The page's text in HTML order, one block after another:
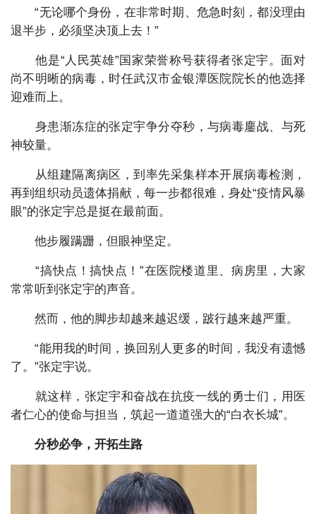
“无论哪个身份，在非常时期、危急时刻，都没理由
退半步，必须坚决顶上去！”
他是“人民英雄”国家荣誉称号获得者张定宇。面对
尚不明晰的病毒，时任武汉市金银潭医院院长的他选择
迎难而上。
身患渐冻症的张定宇争分夺秒，与病毒鏖战、与死
神较量。
从组建隔离病区，到率先采集样本开展病毒检测，
再到组织动员遗体捐献，每一步都很难，身处“疫情风暴
眼”的张定宇总是挺在最前面。
他步履蹒跚，但眼神坚定。
“搞快点！搞快点！”在医院楼道里、病房里，大家
常常听到张定宇的声音。
然而，他的脚步却越来越迟缓，跛行越来越严重。
“能用我的时间，换回别人更多的时间，我没有遗憾
了。”张定宇说。
就这样，张定宇和奋战在抗疫一线的勇士们，用医
者仁心的使命与担当，筑起一道道强大的“白衣长城”。
分秒必争，开拓生路